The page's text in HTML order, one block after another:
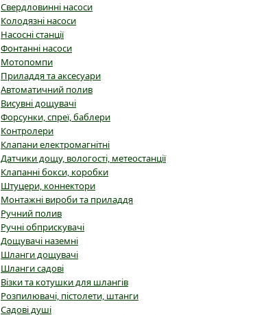
Свердловинні насоси
Колодязні насоси
Насосні станції
Фонтанні насоси
Мотопомпи
Приладдя та аксесуари
Автоматичний полив
Висувні дощувачі
Форсунки, спреї, баблери
Контролери
Клапани електромагнітні
Датчики дощу, вологості, метеостанції
Клапанні бокси, коробки
Штуцери, коннектори
Монтажні вироби та приладдя
Ручний полив
Ручні обприскувачі
Дощувачі наземні
Шланги дощувачі
Шланги садові
Візки та котушки для шлангів
Розпилювачі, пістолети, штанги
Садові душі